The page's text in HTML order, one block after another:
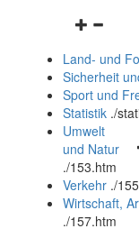
und
schließen
Land- und
Sicherheit
Sport und
Statistik ./
Umwelt
und Natur
./153.htm
Verkehr ./
Wirtschaft,
./157.htm